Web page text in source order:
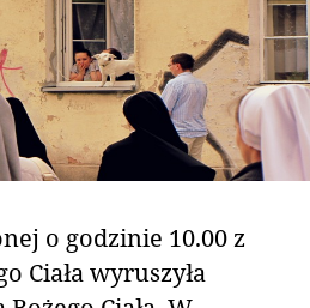
o godzinie 10.00 z
Ciała wyruszyła